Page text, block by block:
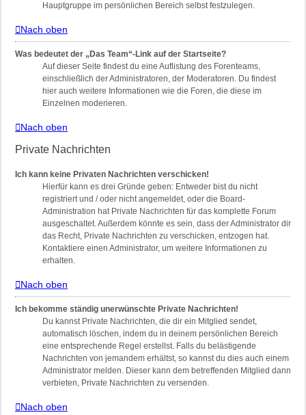
Hauptgruppe im persönlichen Bereich selbst festzulegen.
Nach oben
Was bedeutet der „Das Team“-Link auf der Startseite?
Auf dieser Seite findest du eine Auflistung des Forenteams,
einschließlich der Administratoren, der Moderatoren. Du findest
hier auch weitere Informationen wie die Foren, die diese im
Einzelnen moderieren.
Nach oben
Private Nachrichten
Ich kann keine Privaten Nachrichten verschicken!
Hierfür kann es drei Gründe geben: Entweder bist du nicht
registriert und / oder nicht angemeldet, oder die Board-
Administration hat Private Nachrichten für das komplette Forum
ausgeschaltet. Außerdem könnte es sein, dass der Administrator dir
das Recht, Private Nachrichten zu verschicken, entzogen hat.
Kontaktiere einen Administrator, um weitere Informationen zu
erhalten.
Nach oben
Ich bekomme ständig unerwünschte Private Nachrichten!
Du kannst Private Nachrichten, die dir ein Mitglied sendet,
automatisch löschen, indem du in deinem persönlichen Bereich
eine entsprechende Regel erstellst. Falls du belästigende
Nachrichten von jemandem erhältst, so kannst du dies auch einem
Administrator melden. Dieser kann dem betreffenden Mitglied dann
verbieten, Private Nachrichten zu versenden.
Nach oben